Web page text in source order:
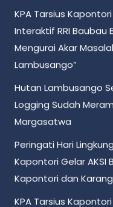
KPA Tarsius
Interaktif RRI Baubau
Mengurai Akar
Lambusango”
Hutan Lambusango
Logging Sudah
Margasatwa
Peringati Hari
Kapontori Gelar AKSI
Kapontori dan
KPA Tarsius